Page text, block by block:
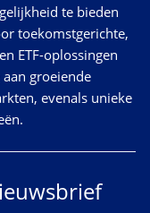
te bieden
toekomstgerichte,
ETF-oplossingen
groeiende
evenals unieke